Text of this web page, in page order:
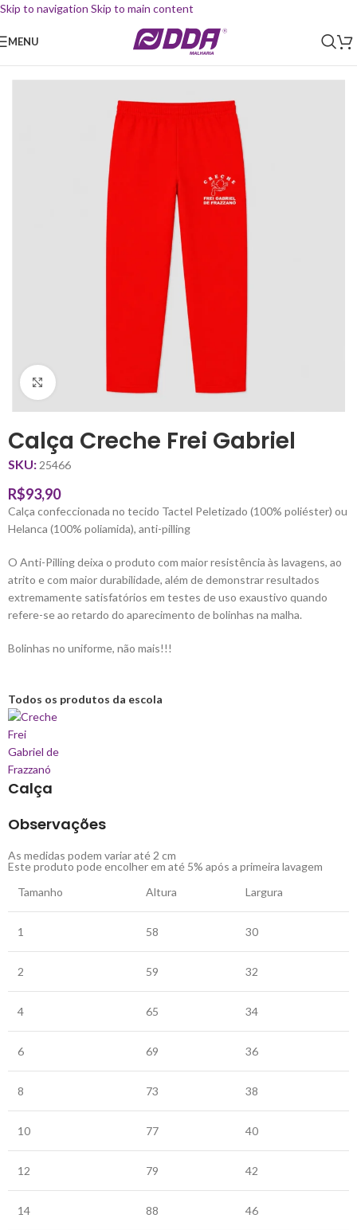
Skip to navigation Skip to main content
MENU
Calça
Clique para ampliar
Calça Creche Frei Gabriel
SKU: 25466
R$93,90
Calça confeccionada no tecido Tactel Peletizado (100% poliéster) ou
Helanca (100% poliamida), anti-pilling
O Anti-Pilling deixa o produto com maior resistência às lavagens, ao
atrito e com maior durabilidade, além de demonstrar resultados
extremamente satisfatórios em testes de uso exaustivo quando
refere-se ao retardo do aparecimento de bolinhas na malha.
Bolinhas no uniforme, não mais!!!
Todos os produtos da escola
Calça
Observações
As medidas podem variar até 2 cm
Este produto pode encolher em até 5% após a primeira lavagem
Tamanho
Altura Largura
1 58 30
2 59 32
4 65 34
6 69 36
8 73 38
10 77 40
12 79 42
14 88 46